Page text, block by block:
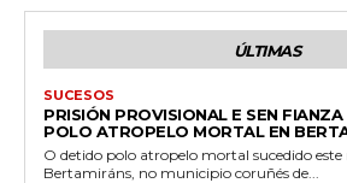
ÚLTIMAS
SUCESOS
PRISIÓN PROVISIONAL E SEN
POLO ATROPELO MORTAL EN
O detido polo atropelo mortal sucedido este
Bertamiráns, no municipio coruñés de...